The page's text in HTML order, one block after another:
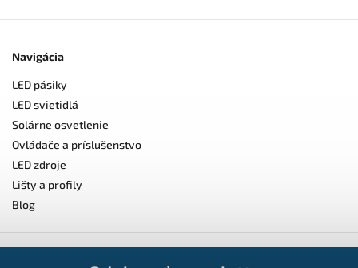
Navigácia
LED pásiky
LED svietidlá
Solárne osvetlenie
Ovládače a príslušenstvo
LED zdroje
Lišty a profily
Blog